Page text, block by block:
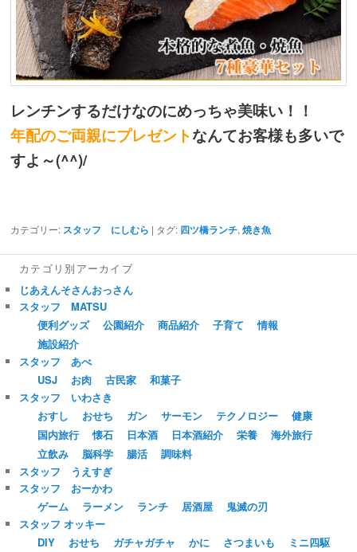
レンチンするだけなのにめっちゃ美味い！！
年配のご両親にプレゼントなんてお客様も多いで
すよ～(^^)/
カテゴリー: スタッフ にしむら | タグ: 四ツ橋ランチ,焼き魚
カテゴリ別アーカイブ
じあえんそさんおっさん
スタッフ MATSU
便利グッズ
公園紹介 商品紹介 子育て
情報
施設紹介
スタッフ あべ
USJ
お肉 古民家
和菓子
スタッフ いわさき
おすし
おせち ガン サーモン テクノロジー
健康
国内旅行
懐石 日本酒 日本酒紹介 栄養
海外旅行
立飲み
脳科学 腸活
調味料
スタッフ うえすぎ
スタッフ おーかわ
ゲーム
ラーメン ランチ 居酒屋
鬼滅の刃
スタッフ オッキー
DIY
おせち ガチャガチャ かに さつまいも
ミニ四駆